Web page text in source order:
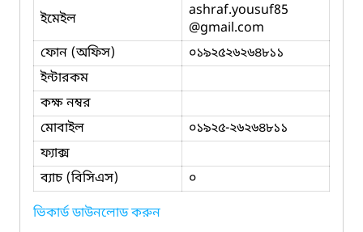
ইমেইল
ashraf.yousuf85
@gmail.com
ফোন (অফিস)
০১৯২৫২৬২৬৪৮১১
ইন্টারকম
কক্ষ নম্বর
মোবাইল
০১৯২৫-২৬২৬৪৮১১
ফ্যাক্স
ব্যাচ (বিসিএস)
০
ভিকার্ড ডাউনলোড করুন